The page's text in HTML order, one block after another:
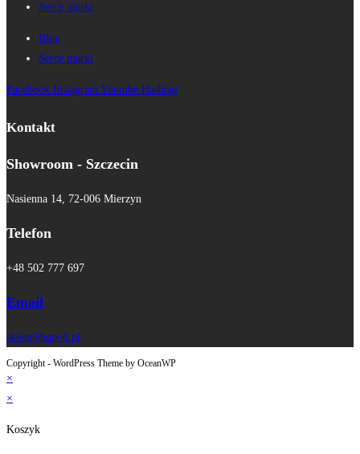
Serce marki
Blog
Serce marki
Facebook Instagram Youtube Hashtag
Kontakt
Showroom - Szczecin
Nasienna 14, 72-006 Mierzyn
Telefon
+48 502 777 697
Email
sklep@bgood.pl
Copyright - WordPress Theme by OceanWP
×
×
Koszyk